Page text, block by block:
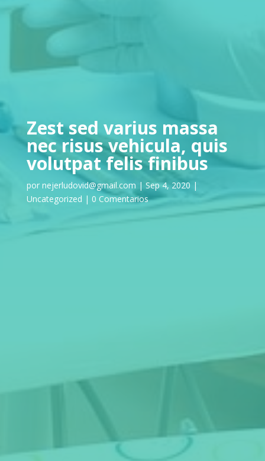
Zest sed varius massa
nec risus vehicula, quis
volutpat felis finibus
por nejerludovid@gmail.com | Sep 4, 2020 |
Uncategorized | 0 Comentarios